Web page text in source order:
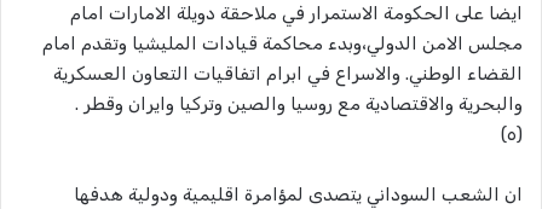
ايضا على الحكومة الاستمرار في ملاحقة دويلة الامارات امام
مجلس الامن الدولي،وبدء محاكمة قيادات المليشيا وتقدم امام
القضاء الوطني. والاسراع في ابرام اتفاقيات التعاون العسكرية
والبحرية والاقتصادية مع روسيا والصين وتركيا وايران وقطر .
(٥)
ان الشعب السوداني يتصدى لمؤامرة اقليمية ودولية هدفها